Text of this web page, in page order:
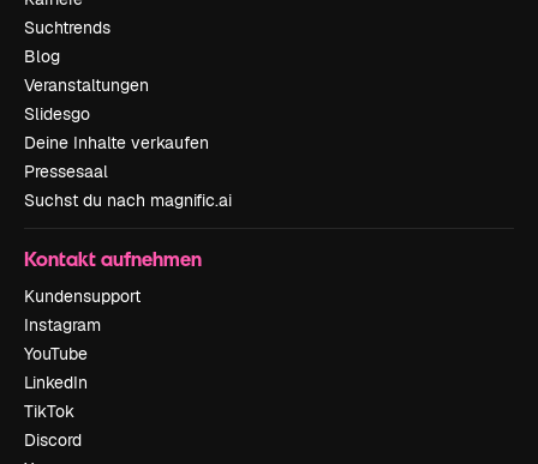
Suchtrends
Blog
Veranstaltungen
Slidesgo
Deine Inhalte verkaufen
Pressesaal
Suchst du nach magnific.ai
Kontakt aufnehmen
Kundensupport
Instagram
YouTube
LinkedIn
TikTok
Discord